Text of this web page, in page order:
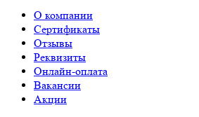
О компании
Сертификаты
Отзывы
Реквизиты
Онлайн-оплата
Вакансии
Акции